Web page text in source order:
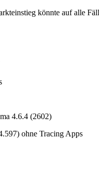
könnte auf alle
4.6.4 (2602)
ohne Tracing Apps